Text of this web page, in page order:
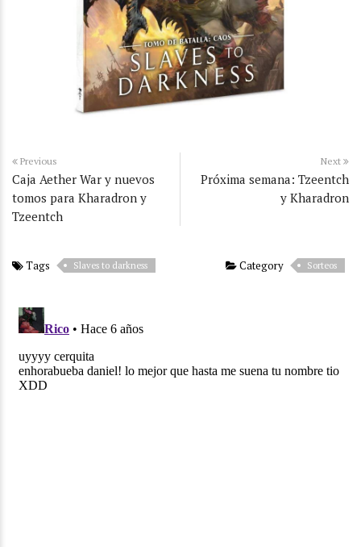
Previous
Caja Aether War y nuevos
tomos para Kharadron y
Tzeentch
Next
Próxima semana: Tzeentch
y Kharadron
Tags Slaves to darkness Category Sorteos